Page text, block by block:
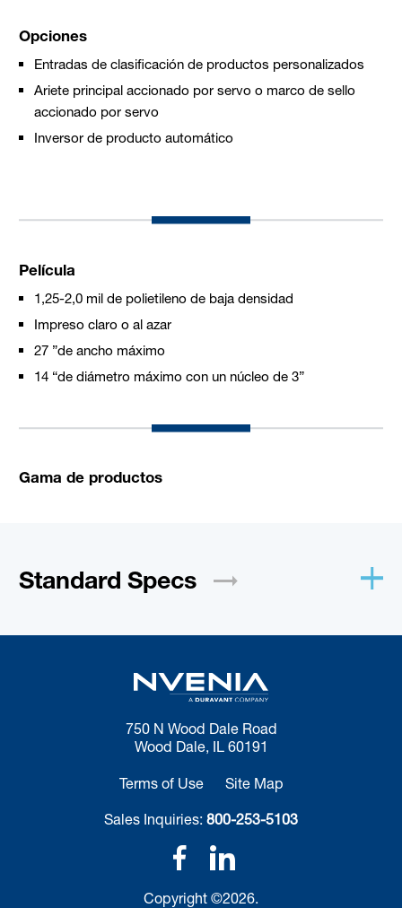
Opciones
Entradas de clasificación de productos personalizados
Ariete principal accionado por servo o marco de sello
accionado por servo
Inversor de producto automático
Película
1,25-2,0 mil de polietileno de baja densidad
Impreso claro o al azar
27 ”de ancho máximo
14 “de diámetro máximo con un núcleo de 3”
Gama de productos
Standard Specs
750 N Wood Dale Road
Wood Dale, IL 60191
Terms of Use Site Map
Sales Inquiries: 800-253-5103
Copyright ©2026.